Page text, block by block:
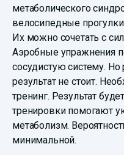
метаболического
велосипедные
Их можно сочетать с
Аэробные упражнения
сосудистую систему.
результат не стоит.
тренинг. Результат
тренировки помогают
метаболизм.
минимальной.